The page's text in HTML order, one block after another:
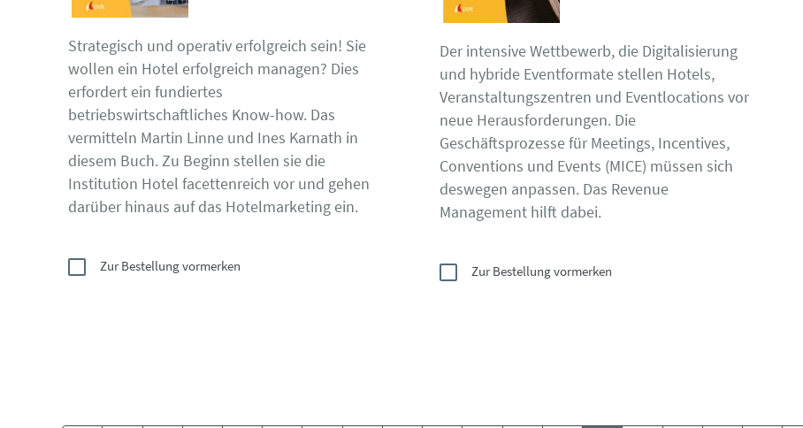
Strategisch und operativ erfolgreich sein! Sie
wollen ein Hotel erfolgreich managen? Dies
erfordert ein fundiertes
betriebswirtschaftliches Know-how. Das
vermitteln Martin Linne und Ines Karnath in
diesem Buch. Zu Beginn stellen sie die
Institution Hotel facettenreich vor und gehen
darüber hinaus auf das Hotelmarketing ein.
Zur Bestellung vormerken
Der intensive Wettbewerb, die Digitalisierung
und hybride Eventformate stellen Hotels,
Veranstaltungszentren und Eventlocations vor
neue Herausforderungen. Die
Geschäftsprozesse für Meetings, Incentives,
Conventions und Events (MICE) müssen sich
deswegen anpassen. Das Revenue
Management hilft dabei.
Zur Bestellung vormerken